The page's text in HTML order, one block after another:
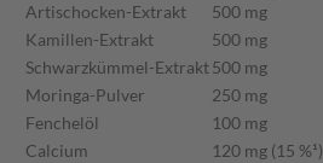
Artischocken-Extrakt
500 mg
Kamillen-Extrakt
500 mg
Schwarzkümmel-Extrakt500 mg
Moringa-Pulver
250 mg
Fenchelöl
100 mg
Calcium
120 mg (15 %¹)